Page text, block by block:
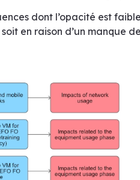
dont l’opacité est
en raison d’un manque